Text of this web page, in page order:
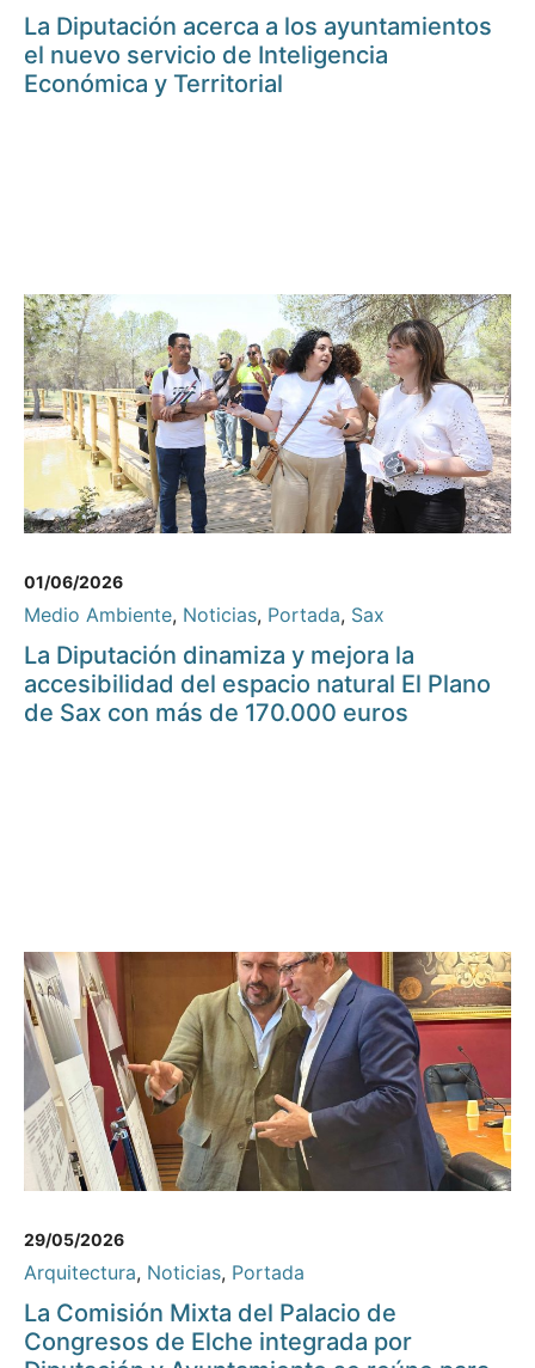
La Diputación acerca a los ayuntamientos
el nuevo servicio de Inteligencia
Económica y Territorial
01/06/2026
Medio Ambiente, Noticias, Portada, Sax
La Diputación dinamiza y mejora la
accesibilidad del espacio natural El Plano
de Sax con más de 170.000 euros
29/05/2026
Arquitectura, Noticias, Portada
La Comisión Mixta del Palacio de
Congresos de Elche integrada por